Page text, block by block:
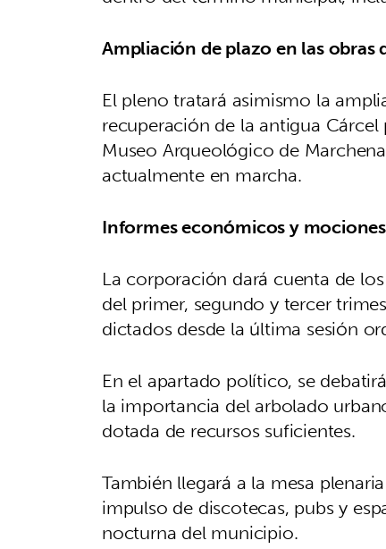
Ampliación de plazo en las
El pleno tratará asimismo la
recuperación de la antigua
Museo Arqueológico de
actualmente en marcha.
Informes económicos y
La corporación dará cuenta de
del primer, segundo y tercer
dictados desde la última sesión
En el apartado político, se
la importancia del arbolado
dotada de recursos suficientes.
También llegará a la mesa
impulso de discotecas, pubs y
nocturna del municipio.